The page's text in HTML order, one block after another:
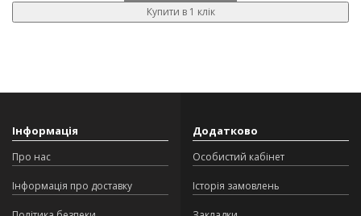
Купити в 1 клік
Інформація
Про нас
Інформація про доставку
Додатково
Особистий кабінет
Історія замовлень